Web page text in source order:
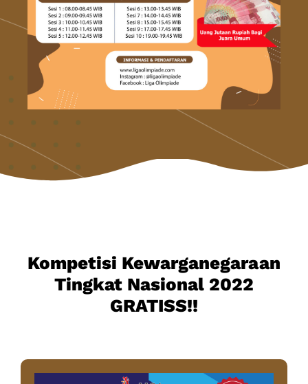
Kompetisi Kewarganegaraan
Tingkat Nasional 2022
GRATISS!!